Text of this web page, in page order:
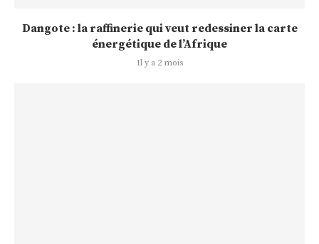
Dangote : la raffinerie qui veut redessiner la carte
énergétique de l’Afrique
Il y a 2 mois